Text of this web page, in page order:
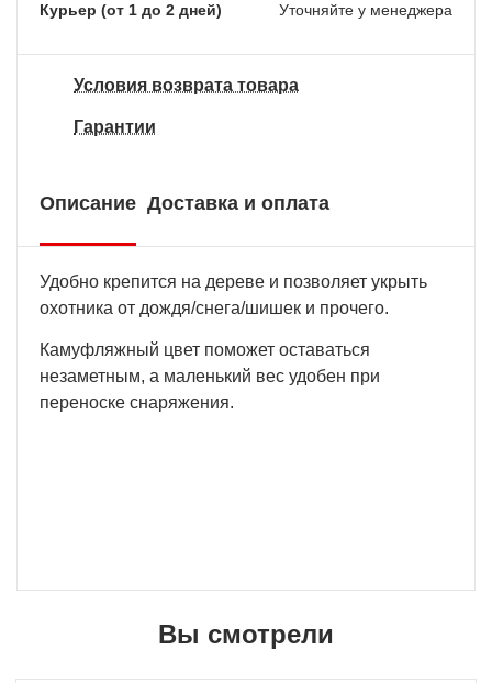
Курьер (от 1 до 2 дней) Уточняйте у менеджера
Условия возврата товара
Гарантии
Описание Доставка и оплата
Удобно крепится на дереве и позволяет укрыть
охотника от дождя/снега/шишек и прочего.
Камуфляжный цвет поможет оставаться
незаметным, а маленький вес удобен при
переноске снаряжения.
Вы смотрели